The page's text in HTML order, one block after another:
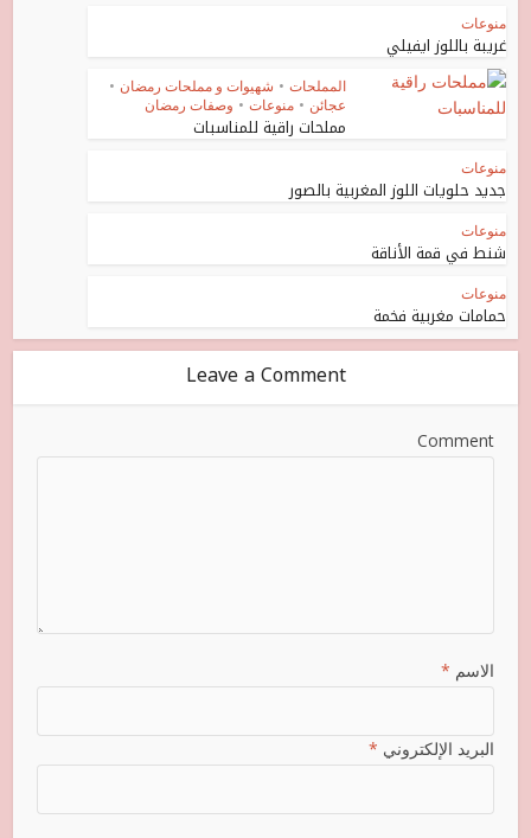
منوعات
غريبة باللوز ايفيلي
المملحات • شهيوات و مملحات رمضان •
عجائن • منوعات • وصفات رمضان
مملحات راقية للمناسبات
منوعات
جديد حلويات اللوز المغربية بالصور
منوعات
شنط في قمة الأناقة
منوعات
حمامات مغربية فخمة
Leave a Comment
Comment
الاسم *
البريد الإلكتروني *